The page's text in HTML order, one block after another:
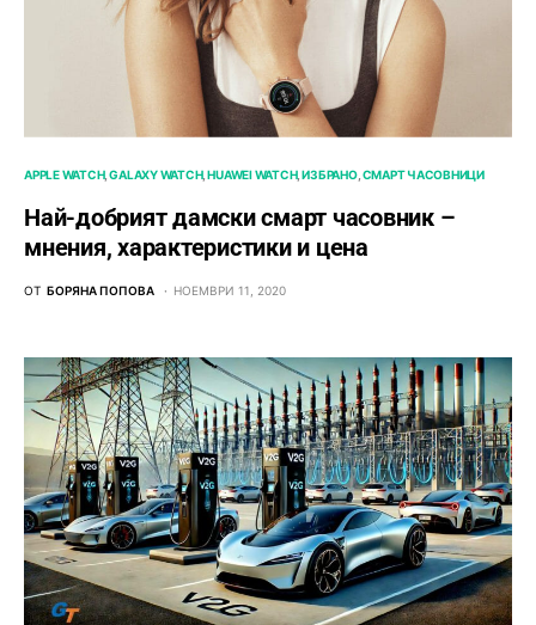
APPLE WATCH GALAXY WATCH HUAWEI WATCH ИЗБРАНО СМАРТ ЧАСОВНИЦИ
Най-добрият дамски смарт часовник –
мнения, характеристики и цена
ОТ БОРЯНА ПОПОВА НОЕМВРИ 11, 2020